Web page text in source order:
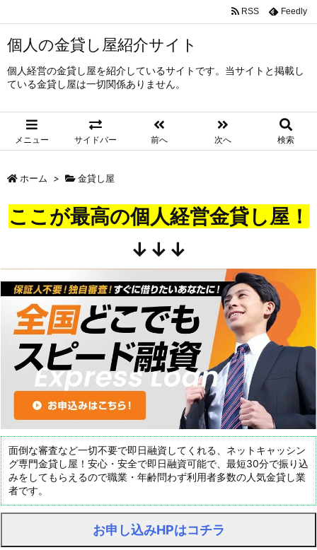
個人の金貸し屋紹介サイト
個人経営の金貸し屋を紹介しているサイトです。当サイトと掲載し
ている金貸し屋は一切関係ありません。
メニュー サイドバー 前へ 次へ 検索
RSS Feedly
ホーム > 金貸し屋
ここが最高の個人経営金貸し屋！
↓↓↓
面倒な審査など一切不要で即日融資してくれる、ネットキャッシン
グ専門金貸し屋！安心・安全で即日融資可能で、最短30分で振り込
みをしてもらえるので職業・年齢問わず利用者多数の人気金貸し業
者です。
お申し込みHPはコチラ